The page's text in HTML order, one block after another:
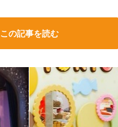
この記事を読む